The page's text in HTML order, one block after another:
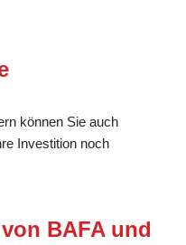
können Sie auch
Investition noch
BAFA und